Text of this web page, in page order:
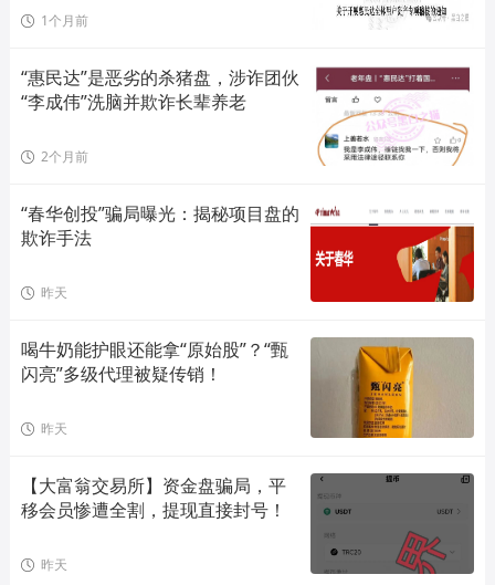
1个月前
“惠民达”是恶劣的杀猪盘，涉诈团伙
“李成伟”洗脑并欺诈长辈养老
2个月前
“春华创投”骗局曝光：揭秘项目盘的
欺诈手法
昨天
喝牛奶能护眼还能拿“原始股”？“甄
闪亮”多级代理被疑传销！
昨天
【大富翁交易所】资金盘骗局，平
移会员惨遭全割，提现直接封号！
昨天